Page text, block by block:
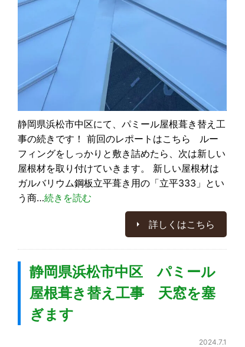
静岡県浜松市中区にて、パミール屋根葺き替え工
事の続きです！ 前回のレポートはこちら ルー
フィングをしっかりと敷き詰めたら、次は新しい
屋根材を取り付けていきます。 新しい屋根材は
ガルバリウム鋼板立平葺き用の「立平333」とい
う商…続きを読む
詳しくはこちら
静岡県浜松市中区 パミール
屋根葺き替え工事 天窓を塞
ぎます
2024.7.1